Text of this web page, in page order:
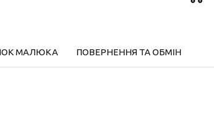
МАЛЮКА ПОВЕРНЕННЯ ТА ОБМІН